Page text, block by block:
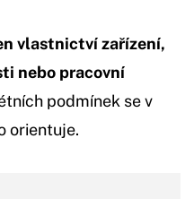
vlastnictví zařízení,
nebo pracovní
podmínek se v
orientuje.